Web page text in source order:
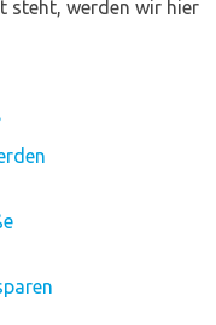
steht, werden wir hier